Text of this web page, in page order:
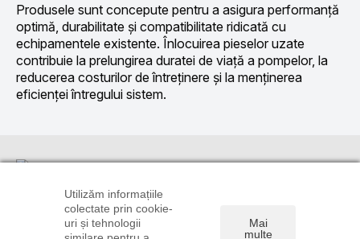
Produsele sunt concepute pentru a asigura performanță
optimă, durabilitate și compatibilitate ridicată cu
echipamentele existente. Înlocuirea pieselor uzate
contribuie la prelungirea duratei de viață a pompelor, la
reducerea costurilor de întreținere și la menținerea
eficienței întregului sistem.
0720 106
Informații
TRANSPORT
ȘI PLATĂ
POLITICA DE
Suport
Linkuri utile
Utilizăm informațiile
colectate prin cookie-
uri și tehnologii
Mai
multe